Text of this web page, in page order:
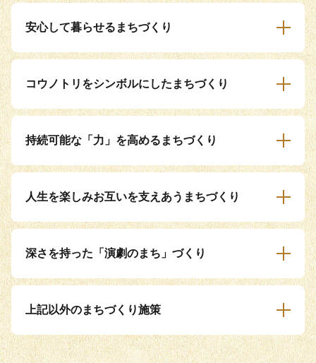
安心して暮らせるまちづくり
コウノトリをシンボルにしたまちづくり
持続可能な「力」を高めるまちづくり
人生を楽しみお互いを支えあうまちづくり
深さを持った「演劇のまち」づくり
上記以外のまちづくり施策